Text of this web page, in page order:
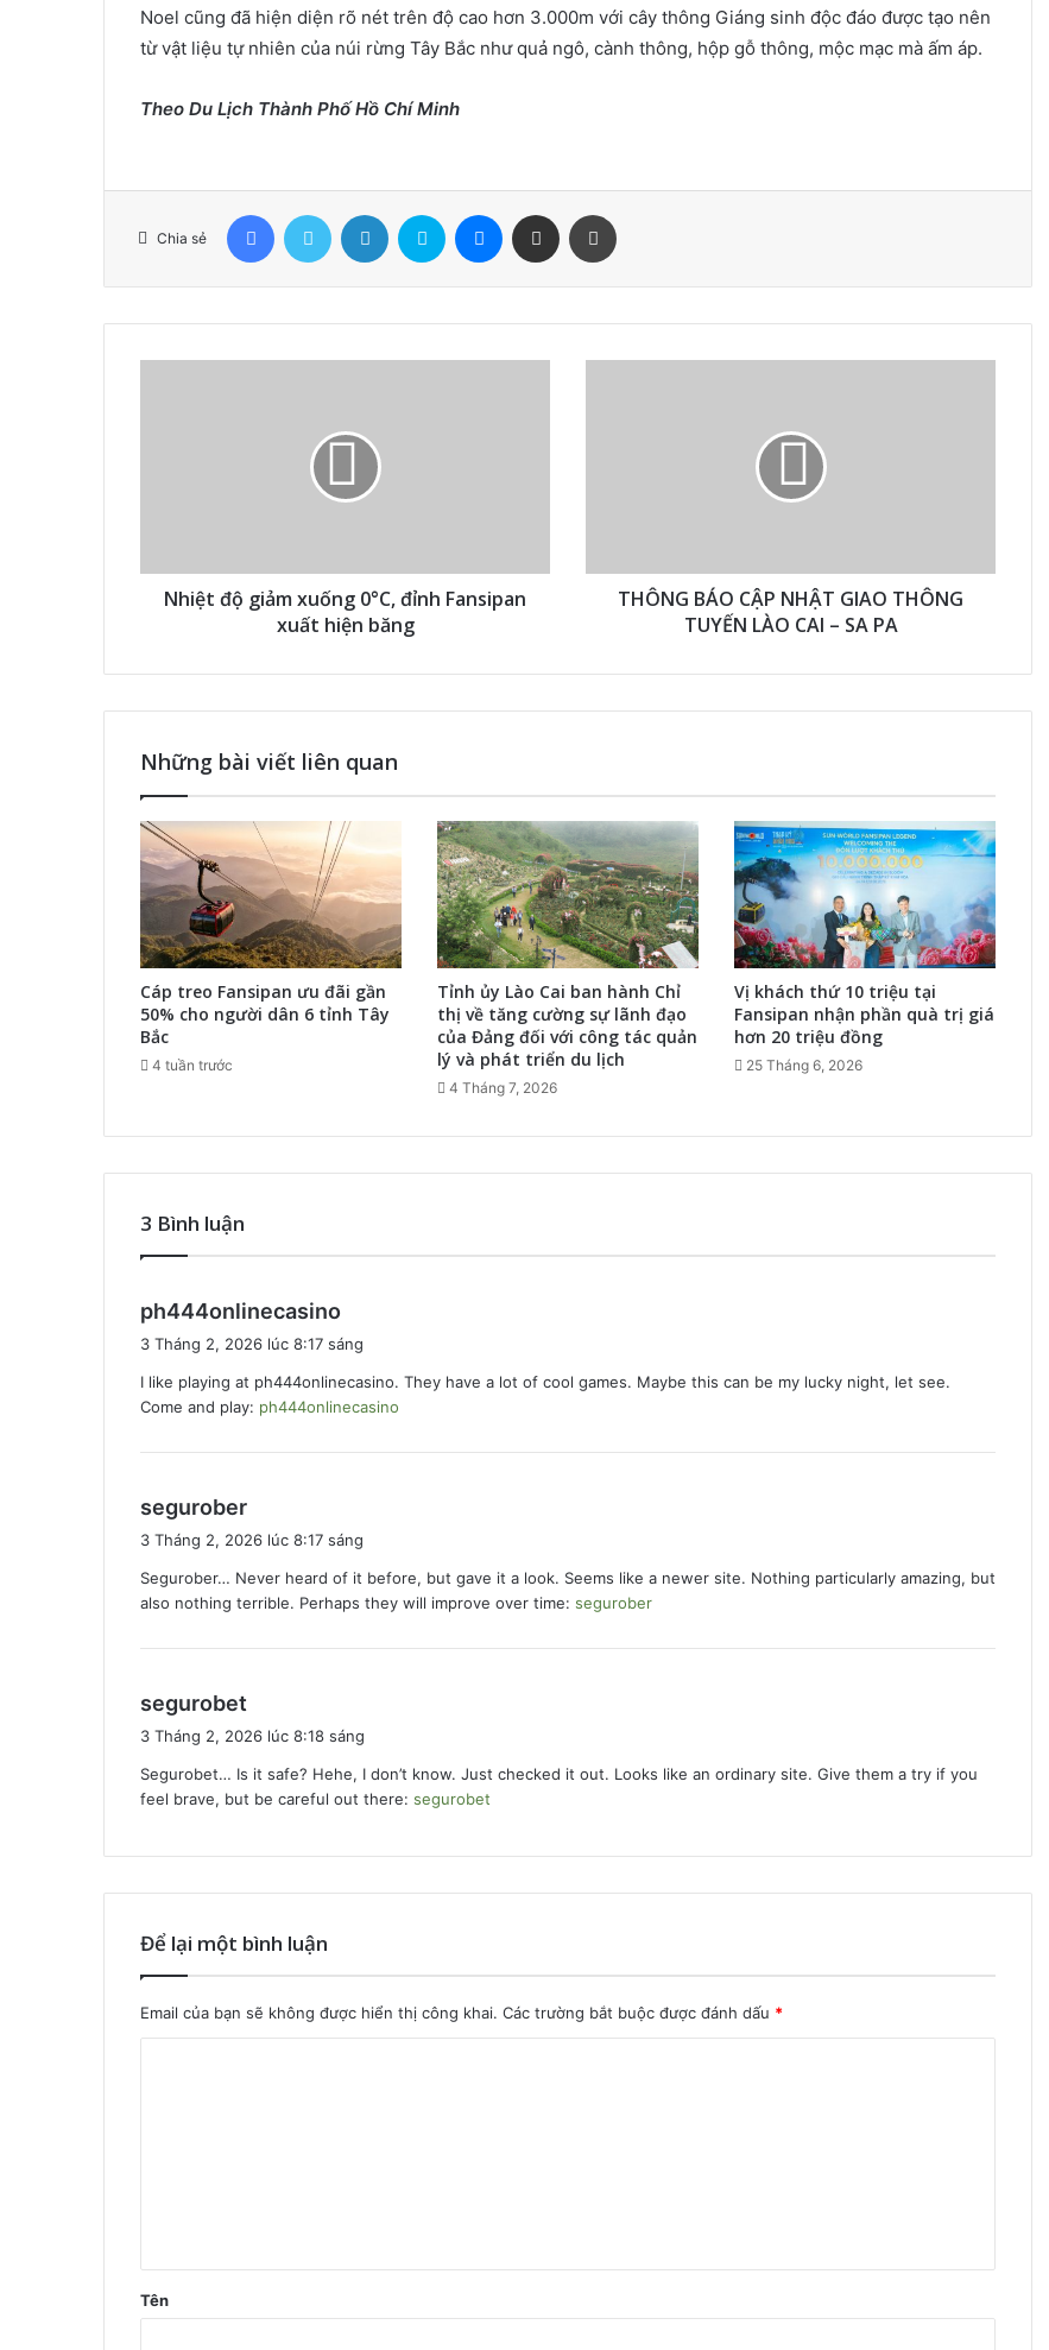
Noel cũng đã hiện diện rõ nét trên độ cao hơn 3.000m với cây thông Giáng sinh độc đáo được tạo nên
từ vật liệu tự nhiên của núi rừng Tây Bắc như quả ngô, cành thông, hộp gỗ thông, mộc mạc mà ấm áp.
Theo Du Lịch Thành Phố Hồ Chí Minh
Chia sẻ
FacebookTwitter LinkedIn Skype Messenger
Chia sẻ qua email
Nhiệt độ giảm xuống 0°C, đỉnh Fansipan
xuất hiện băng
THÔNG BÁO CẬP NHẬT GIAO THÔNG
TUYẾN LÀO CAI – SA PA
Những bài viết liên quan
Cáp treo Fansipan ưu đãi gần
50% cho người dân 6 tỉnh Tây
Bắc
4 tuần trước
Tỉnh ủy Lào Cai ban hành Chỉ
thị về tăng cường sự lãnh đạo
của Đảng đối với công tác quản
lý và phát triển du lịch
4 Tháng 7, 2026
Vị khách thứ 10 triệu tại
Fansipan nhận phần quà trị giá
hơn 20 triệu đồng
25 Tháng 6, 2026
3 Bình luận
ph444onlinecasino
i
t
:
3 Tháng 2, 2026 lúc 8:17 sáng
I like playing at ph444onlinecasino. They have a lot of cool games. Maybe this can be my lucky night, let see.
Come and play: ph444onlinecasino
segurober
i
t
:
3 Tháng 2, 2026 lúc 8:17 sáng
Segurober… Never heard of it before, but gave it a look. Seems like a newer site. Nothing particularly amazing, but
also nothing terrible. Perhaps they will improve over time: segurober
segurobet
i
:
3 Tháng 2, 2026 lúc 8:18 sáng
Segurobet… Is it safe? Hehe, I don’t know. Just checked it out. Looks like an ordinary site. Give them a try if you
feel brave, but be careful out there: segurobet
Để lại một bình luận
Email của bạn sẽ không được hiển thị công khai. Các trường bắt buộc được đánh dấu *
ậ
n
Tên